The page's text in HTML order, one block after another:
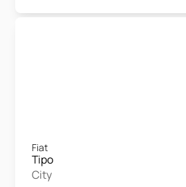
Fiat
Tipo
City